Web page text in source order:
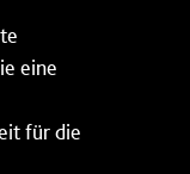
eine
für die